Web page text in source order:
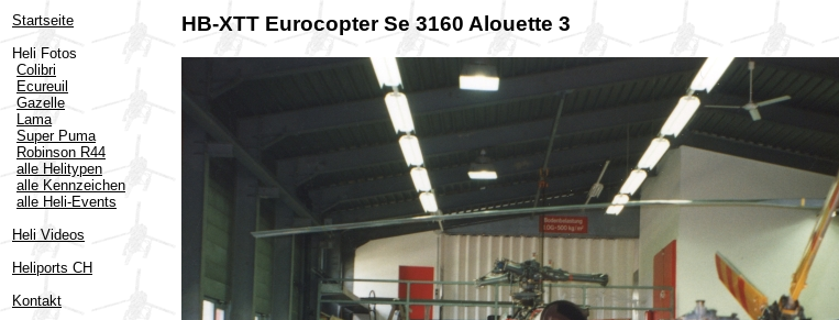
Startseite
Heli Fotos
Colibri
Ecureuil
Gazelle
Lama
Super Puma
Robinson R44
alle Helitypen
alle Kennzeichen
alle Heli-Events
Heli Videos
Heliports CH
Kontakt
HB-XTT Eurocopter Se 3160 Alouette 3